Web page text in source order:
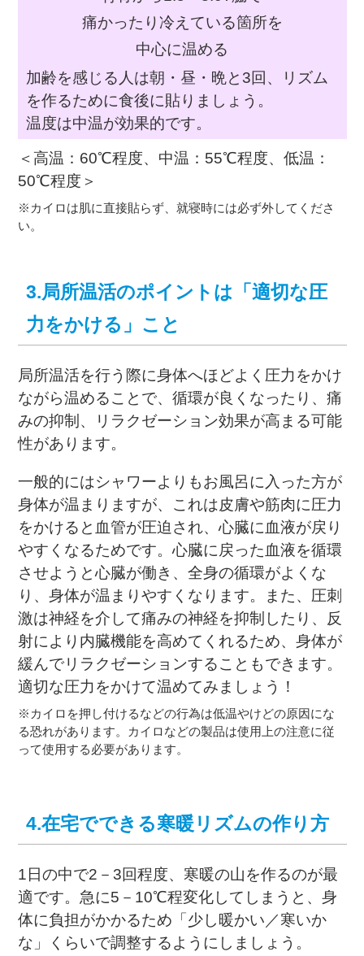
痛かったり冷えている箇所を
中心に温める
加齢を感じる人は朝・昼・晩と3回、リズム
を作るために食後に貼りましょう。
温度は中温が効果的です。
＜高温：60℃程度、中温：55℃程度、低温：
50℃程度＞
※カイロは肌に直接貼らず、就寝時には必ず外してくださ
い。
3.局所温活のポイントは「適切な圧
力をかける」こと
局所温活を行う際に身体へほどよく圧力をかけ
ながら温めることで、循環が良くなったり、痛
みの抑制、リラクゼーション効果が高まる可能
性があります。
一般的にはシャワーよりもお風呂に入った方が
身体が温まりますが、これは皮膚や筋肉に圧力
をかけると血管が圧迫され、心臓に血液が戻り
やすくなるためです。心臓に戻った血液を循環
させようと心臓が働き、全身の循環がよくな
り、身体が温まりやすくなります。また、圧刺
激は神経を介して痛みの神経を抑制したり、反
射により内臓機能を高めてくれるため、身体が
緩んでリラクゼーションすることもできます。
適切な圧力をかけて温めてみましょう！
※カイロを押し付けるなどの行為は低温やけどの原因にな
る恐れがあります。カイロなどの製品は使用上の注意に従
って使用する必要があります。
4.在宅でできる寒暖リズムの作り方
1日の中で2－3回程度、寒暖の山を作るのが最
適です。急に5－10℃程変化してしまうと、身
体に負担がかかるため「少し暖かい／寒いか
な」くらいで調整するようにしましょう。